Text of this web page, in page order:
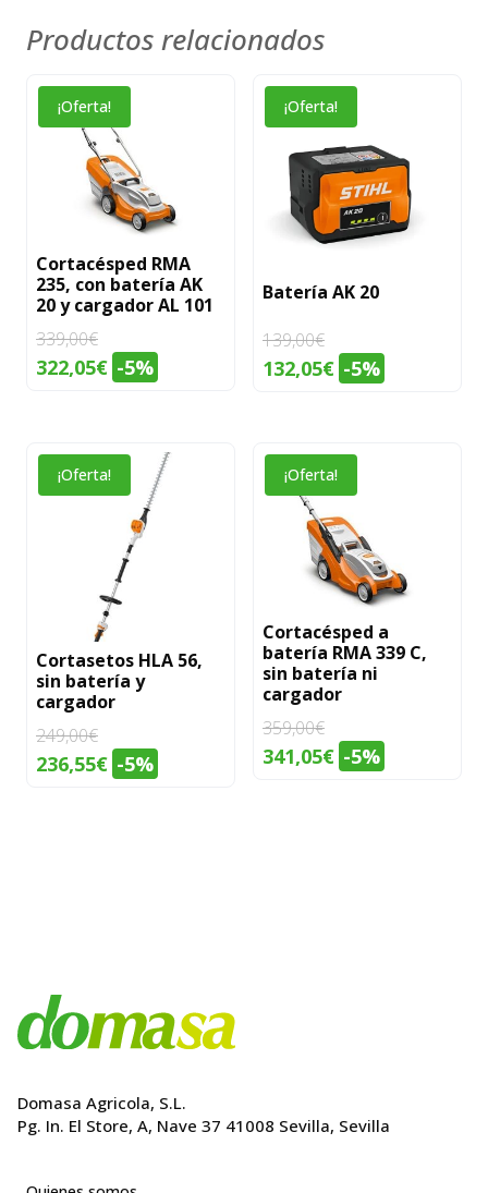
Productos relacionados
¡Oferta!
Cortacésped RMA
235, con batería AK
20 y cargador AL 101
339,00€
El
era:
339,00€.
322,05€El
es:
322,05€.
-5%
¡Oferta!
Batería AK 20
139,00€
El
era:
139,00€.
132,05€El
es:
132,05€.
-5%
¡Oferta!
Cortasetos HLA 56,
sin batería y
cargador
249,00€
El
236,55€El-5%
¡Oferta!
Cortacésped a
batería RMA 339 C,
sin batería ni
cargador
359,00€
El
341,05€El-5%
Domasa Agricola, S.L.
Pg. In. El Store, A, Nave 37 41008 Sevilla, Sevilla